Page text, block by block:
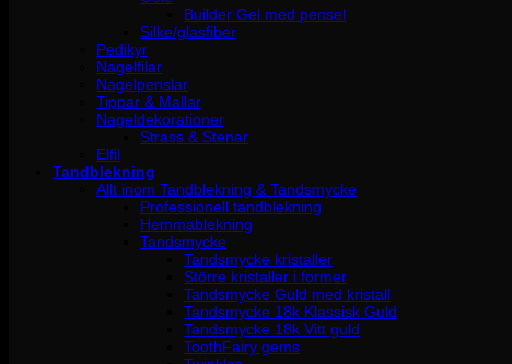
Builder Gel med pensel
Silke/glasfiber
Pedikyr
Nagelfilar
Nagelpenslar
Tippar & Mallar
Nageldekorationer
Strass & Stenar
Elfil
Tandblekning
Allt inom Tandblekning & Tandsmycke
Professionell tandblekning
Hemmablekning
Tandsmycke
Tandsmycke kristaller
Större kristaller i former
Tandsmycke Guld med kristall
Tandsmycke 18k Klassisk Guld
Tandsmycke 18k Vitt guld
ToothFairy gems